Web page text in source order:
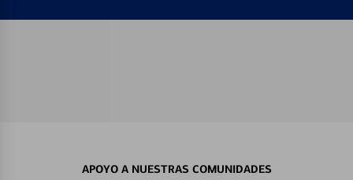
APOYO A NUESTRAS COMUNIDADES